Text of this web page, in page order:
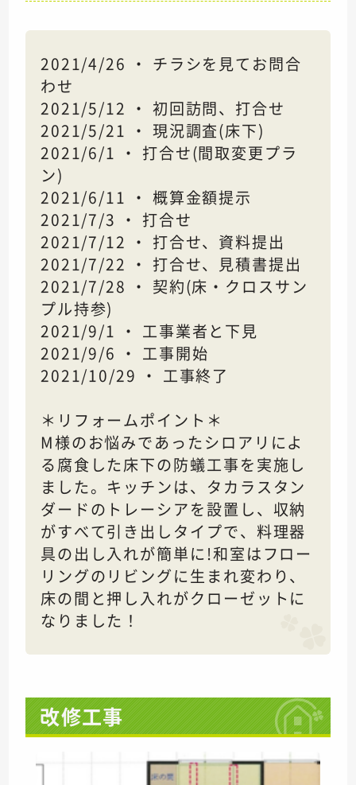
2021/4/26 ・ チラシを見てお問合
わせ
2021/5/12 ・ 初回訪問、打合せ
2021/5/21 ・ 現況調査(床下)
2021/6/1 ・ 打合せ(間取変更プラ
ン)
2021/6/11 ・ 概算金額提示
2021/7/3 ・ 打合せ
2021/7/12 ・ 打合せ、資料提出
2021/7/22 ・ 打合せ、見積書提出
2021/7/28 ・ 契約(床・クロスサン
プル持参)
2021/9/1 ・ 工事業者と下見
2021/9/6 ・ 工事開始
2021/10/29 ・ 工事終了
＊リフォームポイント＊
M様のお悩みであったシロアリによ
る腐食した床下の防蟻工事を実施し
ました。キッチンは、タカラスタン
ダードのトレーシアを設置し、収納
がすべて引き出しタイプで、料理器
具の出し入れが簡単に!和室はフロー
リングのリビングに生まれ変わり、
床の間と押し入れがクローゼットに
なりました！
改修工事